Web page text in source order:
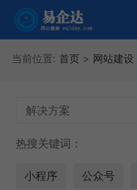
当前位置: 首页 > 网站建设
热搜关键词：
小程序 公众号